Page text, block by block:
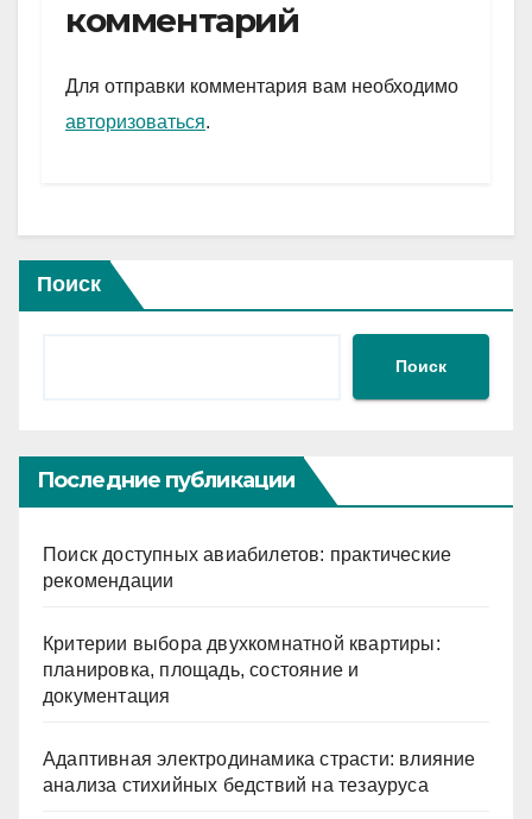
a
m
A
p
и
комментарий
Для отправки комментария вам необходимо
авторизоваться.
Поиск
Поиск
Последние публикации
Поиск доступных авиабилетов: практические
рекомендации
Критерии выбора двухкомнатной квартиры:
планировка, площадь, состояние и
документация
Адаптивная электродинамика страсти: влияние
анализа стихийных бедствий на тезауруса